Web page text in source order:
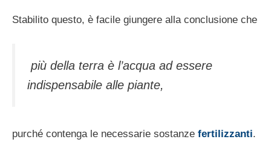
Stabilito questo, è facile giungere alla con­clusione che
più della terra è l’acqua ad es­sere
indispensabile alle piante,
purché con­tenga le necessarie sostanze fertilizzanti.